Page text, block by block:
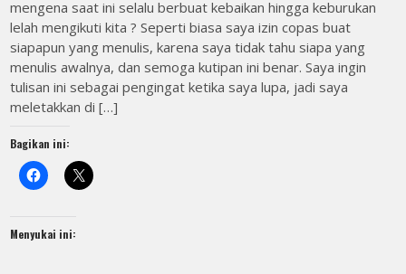
mengena saat ini selalu berbuat kebaikan hingga keburukan
lelah mengikuti kita ? Seperti biasa saya izin copas buat
siapapun yang menulis, karena saya tidak tahu siapa yang
menulis awalnya, dan semoga kutipan ini benar. Saya ingin
tulisan ini sebagai pengingat ketika saya lupa, jadi saya
meletakkan di […]
Bagikan ini:
Menyukai ini: